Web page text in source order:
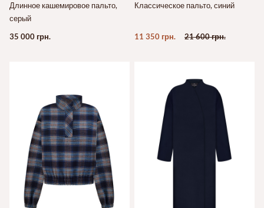
Длинное кашемировое пальто,
серый
35 000 грн.
Классическое пальто, синий
11 350 грн. 21 600 грн.